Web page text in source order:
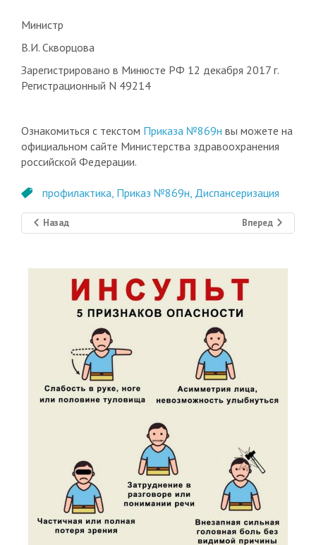
Министр
В.И. Скворцова
Зарегистрировано в Минюсте РФ 12 декабря 2017 г.
Регистрационный N 49214
Ознакомиться с текстом Приказа №869н вы можете на
официальном сайте Министерства здравоохранения
российской Федерации.
профилактика, Приказ №869н, Диспансеризация
Назад Вперед